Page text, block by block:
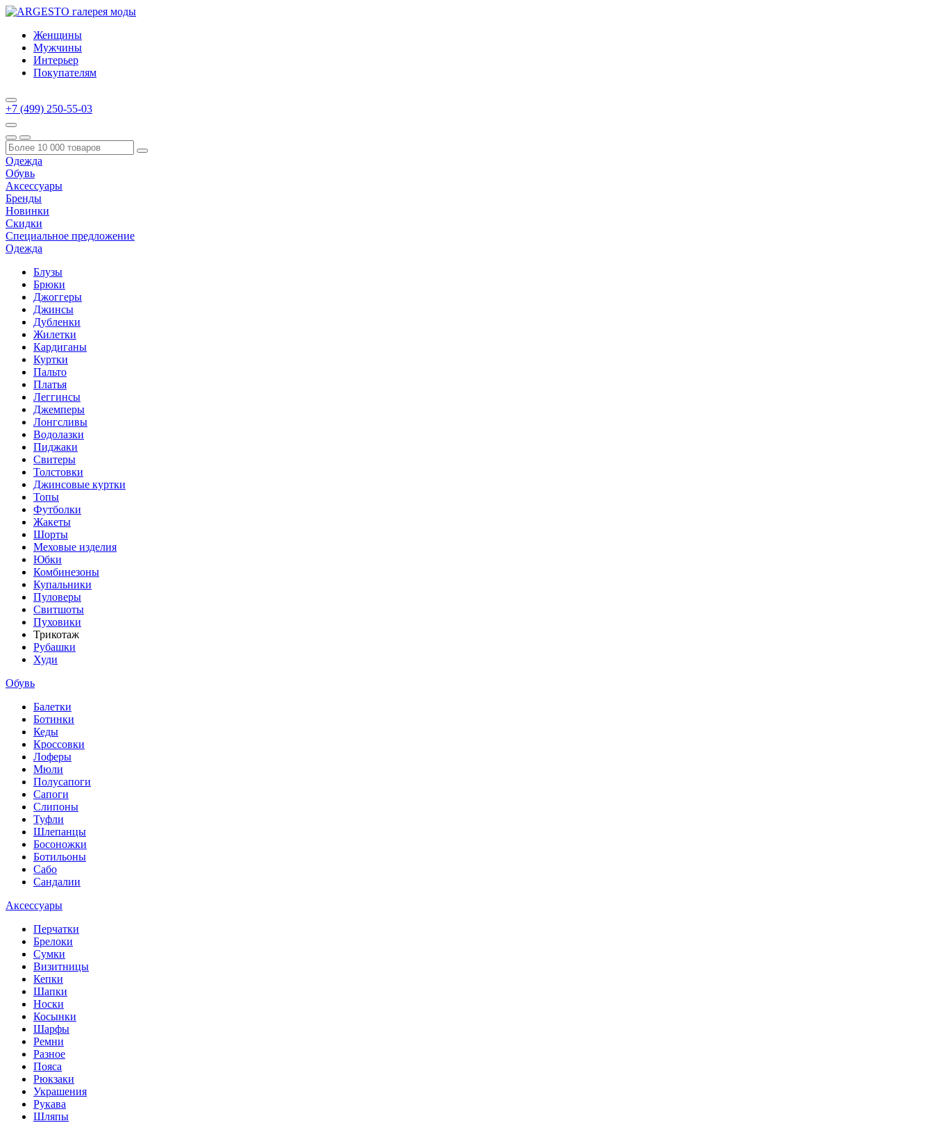
Женщины
Мужчины
Интерьер
Покупателям
+7 (499) 250-55-03
Одежда
Обувь
Аксессуары
Бренды
Новинки
Скидки
Специальное предложение
Одежда
Блузы
Брюки
Джоггеры
Джинсы
Дубленки
Жилетки
Кардиганы
Куртки
Пальто
Платья
Леггинсы
Джемперы
Лонгсливы
Водолазки
Пиджаки
Свитеры
Толстовки
Джинсовые куртки
Топы
Футболки
Жакеты
Шорты
Меховые изделия
Юбки
Комбинезоны
Купальники
Пуловеры
Свитшоты
Пуховики
Трикотаж
Рубашки
Худи
Обувь
Балетки
Ботинки
Кеды
Кроссовки
Лоферы
Мюли
Полусапоги
Сапоги
Слипоны
Туфли
Шлепанцы
Босоножки
Ботильоны
Сабо
Сандалии
Аксессуары
Перчатки
Брелоки
Сумки
Визитницы
Кепки
Шапки
Носки
Косынки
Шарфы
Ремни
Разное
Пояса
Рюкзаки
Украшения
Рукава
Шляпы